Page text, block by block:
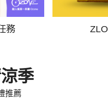
務
季
推薦